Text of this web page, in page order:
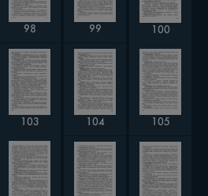
98 99 100
103 104 105